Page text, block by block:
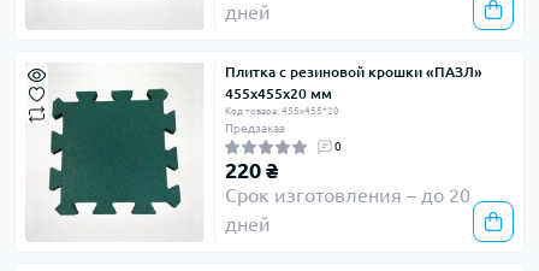
дней
Плитка с резиновой крошки «ПАЗЛ»
455х455х20 мм
Код товара: 455х455*20
Предзаказ
0
220 ₴
Срок изготовления – до 20
дней